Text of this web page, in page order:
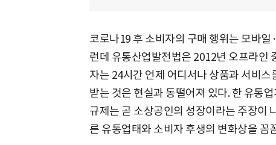
코로나19 후 소비자의 구매 행위는 모바
런데 유통산업발전법은 2012년 오프라인
자는 24시간 언제 어디서나 상품과 서비
받는 것은 현실과 동떨어져 있다. 한 유통
규제는 곧 소상공인의 성장이라는 주장이
른 유통업태와 소비자 후생의 변화상을 꼼